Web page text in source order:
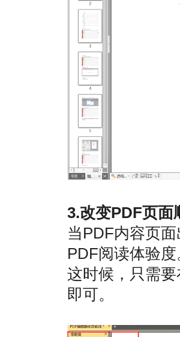
3.改变PDF页面
当PDF内容页
PDF阅读体验度
这时候，只需
即可。